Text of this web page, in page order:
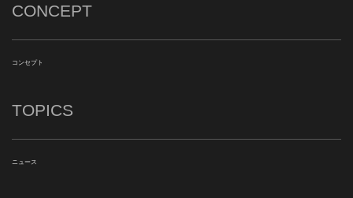
CONCEPT
コンセプト
TOPICS
ニュース